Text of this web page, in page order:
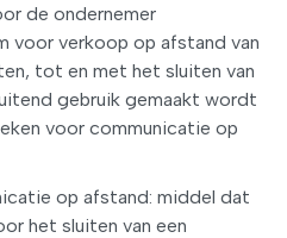
de ondernemer
voor verkoop op afstand van
tot en met het sluiten van
gebruik gemaakt wordt
voor communicatie op
op afstand: middel dat
het sluiten van een